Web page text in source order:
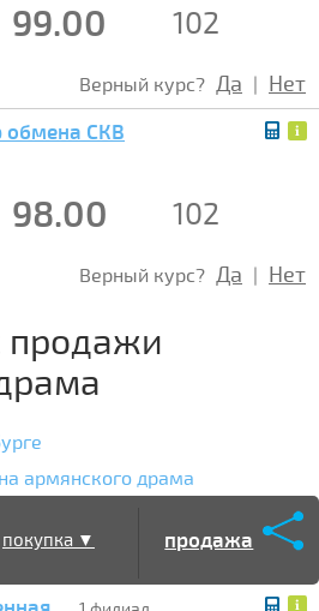
99.00 102
Верный курс? Да | Нет
обмена СКВ
98.00 102
Верный курс? Да | Нет
продажи
армянского драма
покупка ▼ продажа